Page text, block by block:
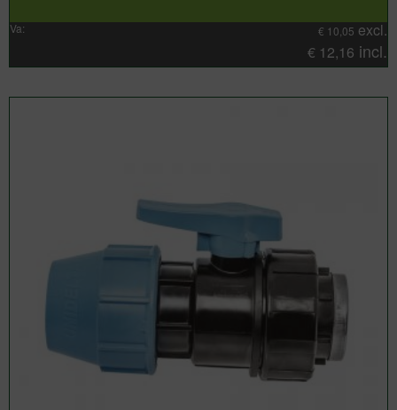
Va: € 10,05 excl.
€ 12,16 incl.